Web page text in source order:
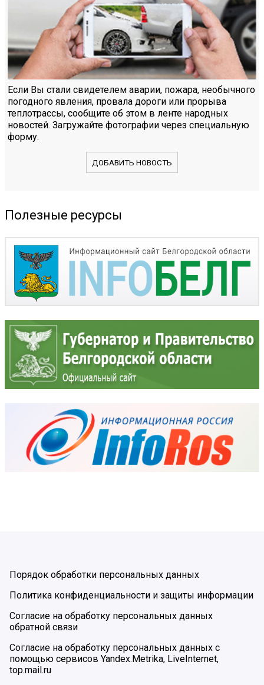
Если Вы стали свидетелем аварии, пожара, необычного
погодного явления, провала дороги или прорыва
теплотрассы, сообщите об этом в ленте народных
новостей. Загружайте фотографии через специальную
форму.
ДОБАВИТЬ НОВОСТЬ
Полезные ресурсы
Порядок обработки персональных данных
Политика конфиденциальности и защиты информации
Согласие на обработку персональных данных
обратной связи
Согласие на обработку персональных данных с
помощью сервисов Yandex.Metrika, LiveInternet,
top.mail.ru